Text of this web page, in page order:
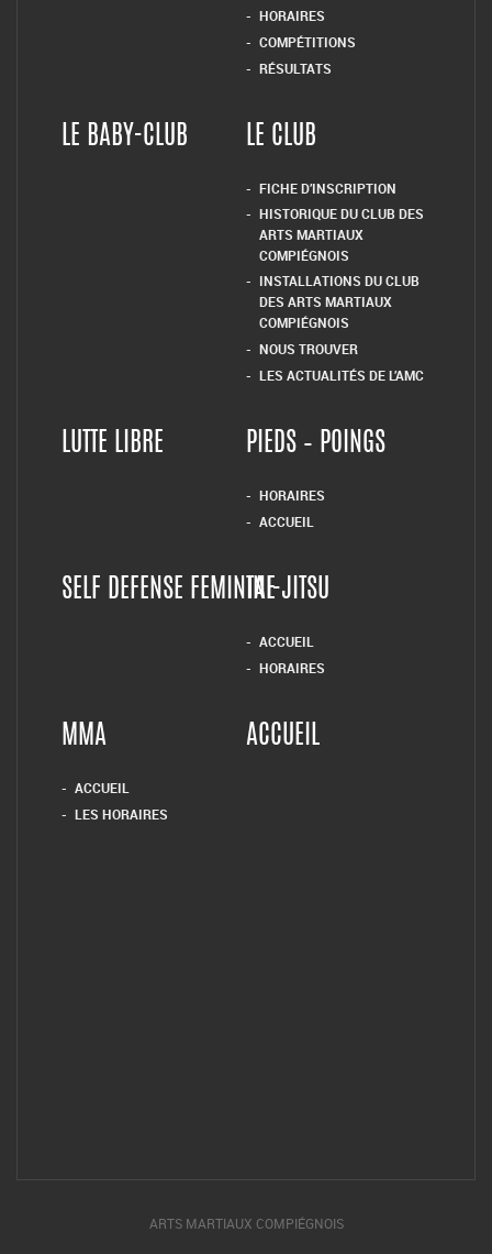
HORAIRES
COMPÉTITIONS
RÉSULTATS
LE BABY-CLUB LE CLUB
FICHE D’INSCRIPTION
HISTORIQUE DU CLUB DES
ARTS MARTIAUX
COMPIÉGNOIS
INSTALLATIONS DU CLUB
DES ARTS MARTIAUX
COMPIÉGNOIS
NOUS TROUVER
LES ACTUALITÉS DE L’AMC
LUTTE LIBRE PIEDS – POINGS
HORAIRES
ACCUEIL
SELF DEFENSE FEMININETAI-JITSU
ACCUEIL
HORAIRES
MMA
ACCUEIL
LES HORAIRES
ACCUEIL
ARTS MARTIAUX COMPIÉGNOIS